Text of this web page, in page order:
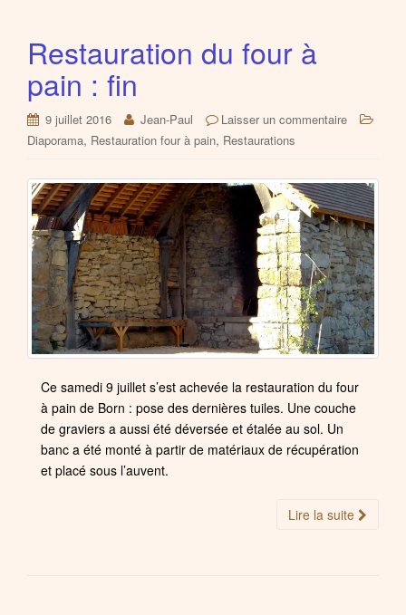
Restauration du four à
pain : fin
9 juillet 2016 Jean-Paul
Laisser un commentaire
Diaporama, Restauration four à pain, Restaurations
Ce samedi 9 juillet s’est achevée la restauration du four
à pain de Born : pose des dernières tuiles. Une couche
de graviers a aussi été déversée et étalée au sol. Un
banc a été monté à partir de matériaux de récupération
et placé sous l’auvent.
Lire la suite